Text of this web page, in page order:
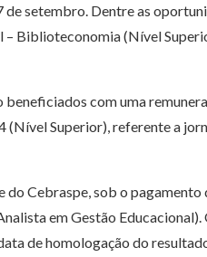
setembro. Dentre as
– Biblioteconomia (Nível
com uma
Superior), referente a
do Cebraspe, sob o
em Gestão
de homologação do